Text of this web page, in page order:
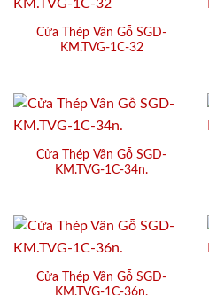
Cửa Thép Vân Gỗ SGD-
KM.TVG-1C-32
Cửa Thép Vân Gỗ SGD-
KM.TVG-1C-34n.
Cửa Thép Vân Gỗ SGD-